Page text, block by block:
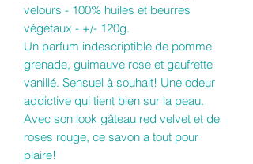
velours - 100% huiles et beurres
végétaux - +/- 120g.
Un parfum indescriptible de pomme
grenade, guimauve rose et gaufrette
vanillé. Sensuel à souhait! Une odeur
addictive qui tient bien sur la peau.
Avec son look gâteau red velvet et de
roses rouge, ce savon a tout pour
plaire!